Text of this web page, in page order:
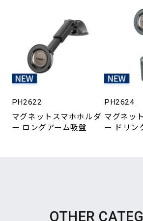
PH2622
マグネットスマホホルダ
ー ロングアーム吸盤
PH2624
マグネッ
ー ドリン
OTHER